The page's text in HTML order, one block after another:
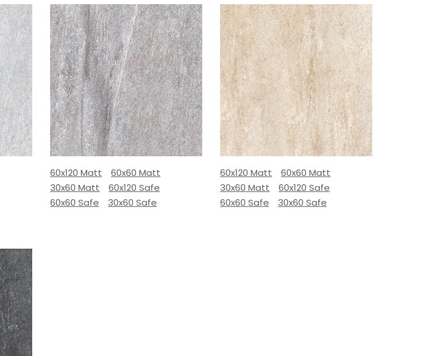
60x120 Matt
60x60 Matt
30x60 Matt
60x120 Safe
60x60 Safe
30x60 Safe
60x120 Matt
60x60 Matt
30x60 Matt
60x120 Safe
60x60 Safe
30x60 Safe